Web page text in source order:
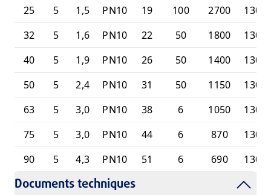
25
5 1,5 PN10 19 100 2700
32
5 1,6 PN10 22 50 1800
40
5 1,9 PN10 26 50 1400
50
5 2,4 PN10 31 50 1150
63
5 3,0 PN10 38 6 1050
75
5 3,0 PN10 44 6 870
90
5 4,3 PN10 51 6 690
Documents techniques